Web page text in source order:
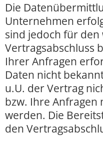
Die
Unternehmen
sind jedoch für den
Vertragsabschluss
Ihrer Anfragen
Daten nicht
u.U. der Vertrag
bzw. Ihre
werden. Die
den